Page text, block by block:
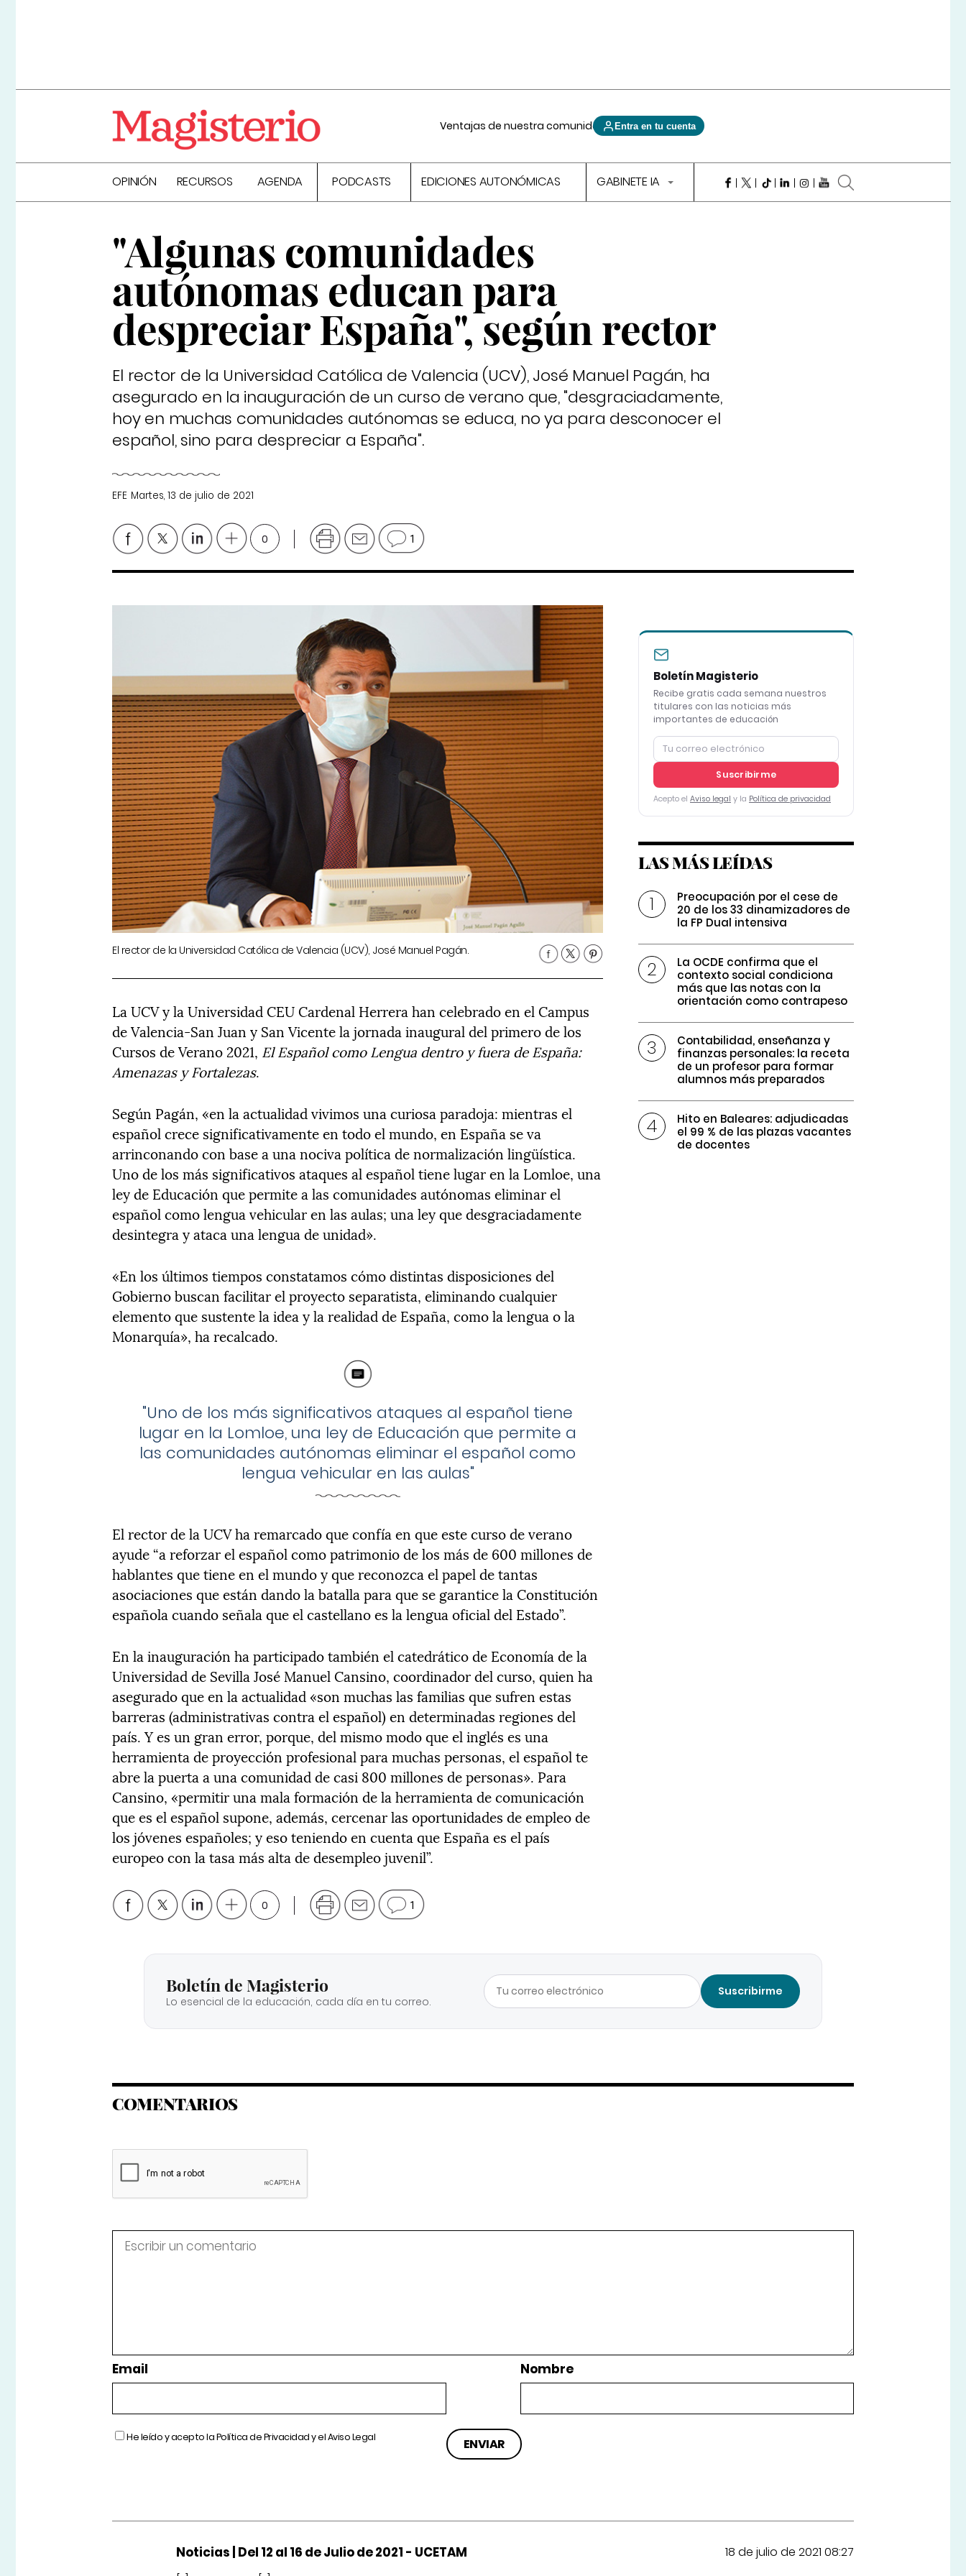
Ventajas de nuestra comunidad Entra en tu cuenta
OPINIÓN RECURSOS AGENDA PODCASTS EDICIONES AUTONÓMICAS GABINETE IA
"Algunas comunidades
autónomas educan para
despreciar España", según rector
El rector de la Universidad Católica de Valencia (UCV), José Manuel Pagán, ha
asegurado en la inauguración de un curso de verano que, "desgraciadamente,
hoy en muchas comunidades autónomas se educa, no ya para desconocer el
español, sino para despreciar a España".
EFE Martes, 13 de julio de 2021
0 1
El rector de la Universidad Católica de Valencia (UCV), José Manuel Pagán.
La UCV y la Universidad CEU Cardenal Herrera han celebrado en el Campus
de Valencia-San Juan y San Vicente la jornada inaugural del primero de los
Cursos de Verano 2021, El Español como Lengua dentro y fuera de España:
Amenazas y Fortalezas.
Según Pagán, «en la actualidad vivimos una curiosa paradoja: mientras el
español crece significativamente en todo el mundo, en España se va
arrinconando con base a una nociva política de normalización lingüística.
Uno de los más significativos ataques al español tiene lugar en la Lomloe, una
ley de Educación que permite a las comunidades autónomas eliminar el
español como lengua vehicular en las aulas; una ley que desgraciadamente
desintegra y ataca una lengua de unidad».
«En los últimos tiempos constatamos cómo distintas disposiciones del
Gobierno buscan facilitar el proyecto separatista, eliminando cualquier
elemento que sustente la idea y la realidad de España, como la lengua o la
Monarquía», ha recalcado.
"Uno de los más significativos ataques al español tiene
lugar en la Lomloe, una ley de Educación que permite a
las comunidades autónomas eliminar el español como
lengua vehicular en las aulas"
El rector de la UCV ha remarcado que confía en que este curso de verano
ayude “a reforzar el español como patrimonio de los más de 600 millones de
hablantes que tiene en el mundo y que reconozca el papel de tantas
asociaciones que están dando la batalla para que se garantice la Constitución
española cuando señala que el castellano es la lengua oficial del Estado”.
En la inauguración ha participado también el catedrático de Economía de la
Universidad de Sevilla José Manuel Cansino, coordinador del curso, quien ha
asegurado que en la actualidad «son muchas las familias que sufren estas
barreras (administrativas contra el español) en determinadas regiones del
país. Y es un gran error, porque, del mismo modo que el inglés es una
herramienta de proyección profesional para muchas personas, el español te
abre la puerta a una comunidad de casi 800 millones de personas». Para
Cansino, «permitir una mala formación de la herramienta de comunicación
que es el español supone, además, cercenar las oportunidades de empleo de
los jóvenes españoles; y eso teniendo en cuenta que España es el país
europeo con la tasa más alta de desempleo juvenil”.
0 1
Boletín Magisterio
Recibe gratis cada semana nuestros
titulares con las noticias más
importantes de educación
Suscribirme
Acepto el Aviso legal y la Política de privacidad
LAS MÁS LEÍDAS
Preocupación por el cese de
20 de los 33 dinamizadores de
la FP Dual intensiva
La OCDE confirma que el
contexto social condiciona
más que las notas con la
orientación como contrapeso
Contabilidad, enseñanza y
finanzas personales: la receta
de un profesor para formar
alumnos más preparados
Hito en Baleares: adjudicadas
el 99 % de las plazas vacantes
de docentes
Boletín de Magisterio
Lo esencial de la educación, cada día en tu correo.
Suscribirme
COMENTARIOS
Email Nombre
He leído y acepto laPolítica de Privacidady elAviso Legal
Noticias | Del 12 al 16 de Julio de 2021 - UCETAM
18 de julio de 2021 08:27